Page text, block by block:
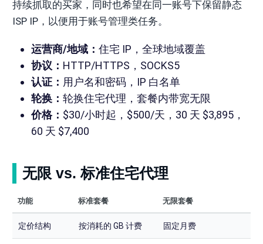
持续抓取的买家，同时也希望在同一账号下保留静态
ISP IP，以便用于账号管理类任务。
运营商/地域： 住宅 IP，全球地域覆盖
协议： HTTP/HTTPS，SOCKS5
认证： 用户名和密码，IP 白名单
轮换： 轮换住宅代理，套餐内带宽无限
价格： $30/小时起，$500/天，30 天 $3,895，
60 天 $7,400
无限 vs. 标准住宅代理
功能 标准套餐 无限套餐
定价结构 按消耗的 GB 计费 固定月费